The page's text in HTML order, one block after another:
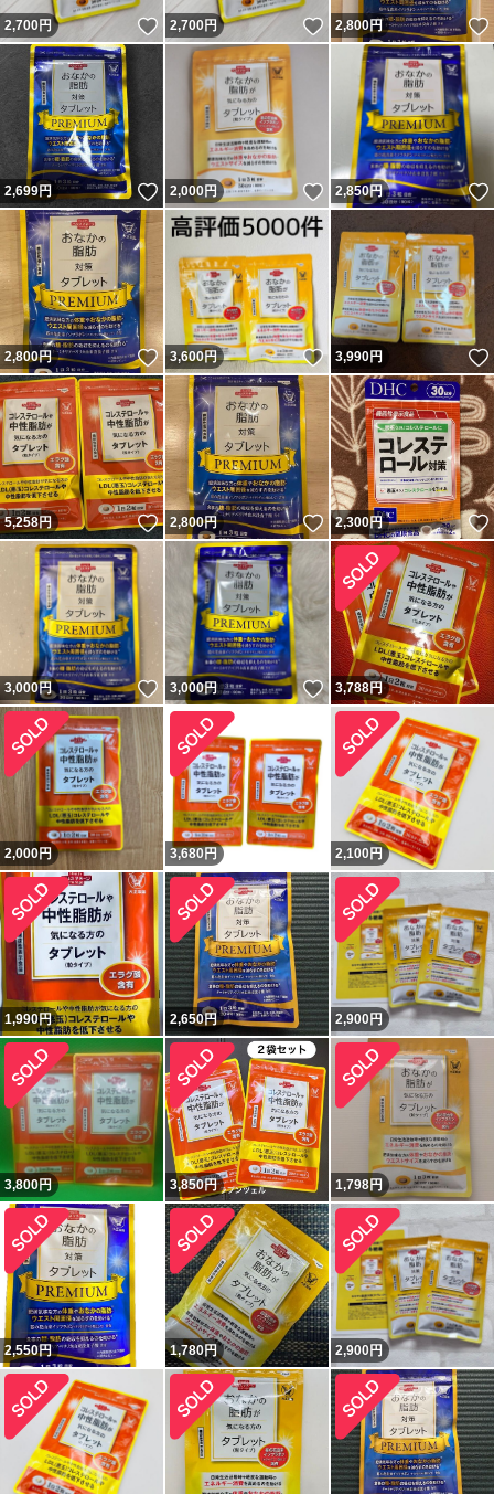
2,700円 いいね！
2,700円 いいね！
2,800円
2,699円 いいね！
2,000円 いいね！
2,850円
2,800円 いいね！
3,600円 いいね！
3,990円
5,258円 いいね！
2,800円 いいね！
2,300円
3,000円 いいね！
3,000円 いいね！
3,788円
2,000円 3,680 円 2,100円
1,990円 2,650円 2,900円
3,800円 3,850円 1,798円
2,550円 1,780円 2,900円